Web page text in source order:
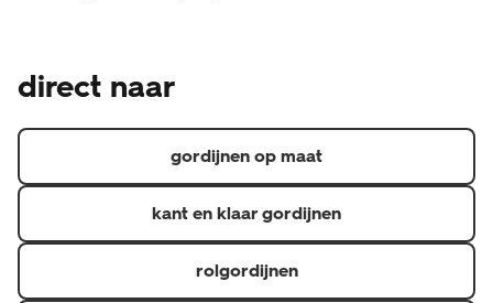
Neem dan contact op de met de klantenservice via 020
raamdecoratie hebt gekocht.
Hierdoor heb je 5 jaar garantie op materiaal- en
(confectioneren is het op maat maken van gordijnen).
direct naar
gordijnen op maat
kant en klaar gordijnen
rolgordijnen